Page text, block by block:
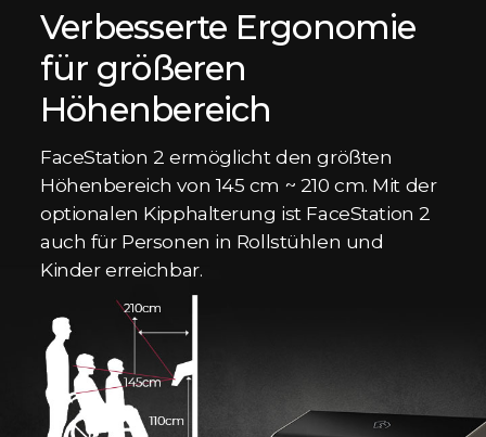
Verbesserte Ergonomie
für größeren
Höhenbereich
FaceStation 2 ermöglicht den größten
Höhenbereich von 145 cm ~ 210 cm. Mit der
optionalen Kipphalterung ist FaceStation 2
auch für Personen in Rollstühlen und
Kinder erreichbar.